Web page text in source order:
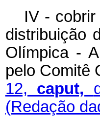
IV -
distribuição
Olímpica -
pelo Comitê
12, caput,
(Redação